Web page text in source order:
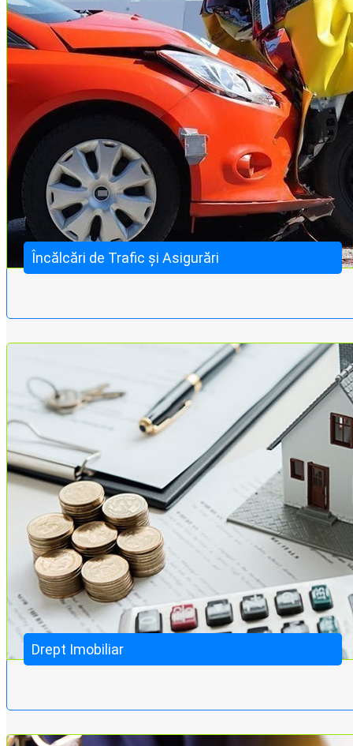
Încălcări de Trafic și Asigurări
Drept Imobiliar